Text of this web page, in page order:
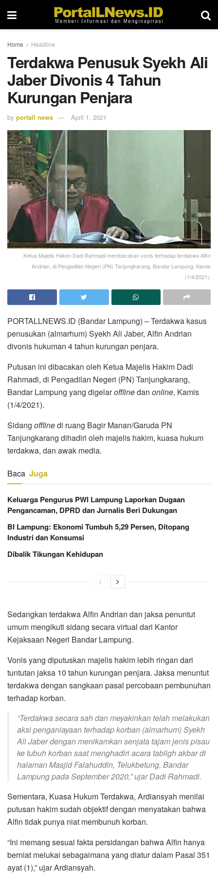
Home Headline
Terdakwa Penusuk Syekh Ali
Jaber Divonis 4 Tahun
Kurungan Penjara
by portall news April 1, 2021
Ketua Majelis Hakim Dadi Rahmadi membacakan vonis terhadap terdakwa Alfin
Andrian, di Pengadilan Negeri (PN) Tanjungkarang, Bandar Lampung, Kamis
(1/4/2021).
PORTALLNEWS.ID (Bandar Lampung) – Terdakwa kasus
penusukan (almarhum) Syekh Ali Jaber, Alfin Andrian
divonis hukuman 4 tahun kurungan penjara.
Putusan ini dibacakan oleh Ketua Majelis Hakim Dadi
Rahmadi, di Pengadilan Negeri (PN) Tanjungkarang,
Bandar Lampung yang digelarofflinedan online, Kamis
(1/4/2021).
Sidang offlinedi ruang Bagir Manan/Garuda PN
Tanjungkarang dihadiri oleh majelis hakim, kuasa hukum
terdakwa, dan awak media.
Baca Juga
Keluarga Pengurus PWI Lampung Laporkan Dugaan
Pengancaman, DPRD dan Jurnalis Beri Dukungan
BI Lampung: Ekonomi Tumbuh 5,29 Persen, Ditopang
Industri dan Konsumsi
Dibalik Tikungan Kehidupan
Sedangkan terdakwa Alfin Andrian dan jaksa penuntut
umum mengikuti sidang secara virtual dari Kantor
Kejaksaan Negeri Bandar Lampung.
Vonis yang diputuskan majelis hakim lebih ringan dari
tuntutan jaksa 10 tahun kurungan penjara. Jaksa menuntut
terdakwa dengan sangkaan pasal percobaan pembunuhan
terhadap korban.
“Terdakwa secara sah dan meyakinkan telah melakukan
aksi penganiayaan terhadap korban (almarhum) Syekh
Ali Jaber dengan menikamkan senjata tajam jenis pisau
ke tubuh korban saat menghadiri acara tabligh akbar di
halaman Masjid Falahuddin, Telukbetung, Bandar
Lampung pada September 2020,” ujar Dadi Rahmadi.
Sementara, Kuasa Hukum Terdakwa, Ardiansyah menilai
putusan hakim sudah objektif dengan menyatakan bahwa
Alfin tidak punya niat membunuh korban.
“Ini memang sesuai fakta persidangan bahwa Alfin hanya
berniat melukai sebagaimana yang diatur dalam Pasal 351
ayat (1),” ujar Ardiansyah.